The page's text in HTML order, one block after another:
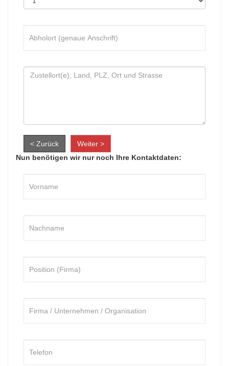
< Zurück
Weiter >
Nun benötigen wir nur noch Ihre Kontaktdaten: